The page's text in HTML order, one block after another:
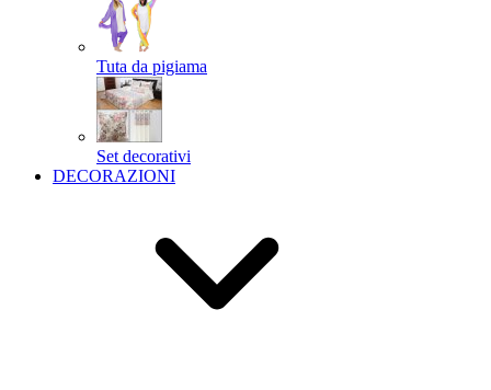
Tuta da pigiama
Set decorativi
DECORAZIONI